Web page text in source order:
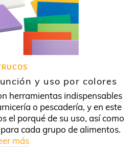
y uso por colores
herramientas indispensables
o pescadería, y en este
el porqué de su uso, así como
cada grupo de alimentos.
más